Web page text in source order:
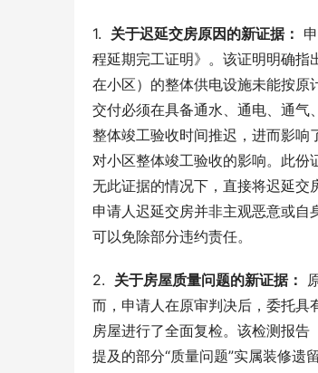
1. 关于迟延交房原因的新证据：
程延期完工证明》。该证明明确指
在小区）的整体供电设施未能按
交付必须在具备通水、通电、通气
整体竣工验收时间推迟，进而影响
对小区整体竣工验收的影响。此份
无此证据的情况下，直接将迟延交
申请人迟延交房并非主观恶意或
可以免除部分违约责任。
2. 关于房屋质量问题的新证据：
而，申请人在原审判决后，委托具
房屋进行了全面复检。该检测报
提及的部分“质量问题”实属装修